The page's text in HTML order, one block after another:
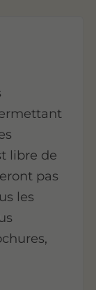
libre de
pas
les